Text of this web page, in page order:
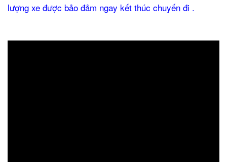
lượng xe được bảo đảm ngay kết thúc chuyến đi .